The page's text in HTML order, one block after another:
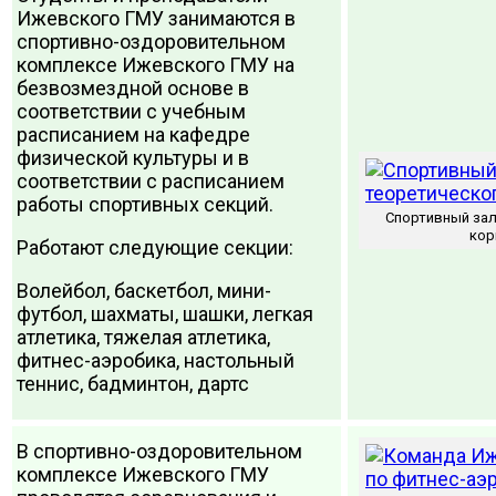
Ижевского ГМУ занимаются в
спортивно-оздоровительном
комплексе Ижевского ГМУ на
безвозмездной основе в
соответствии с учебным
расписанием на кафедре
физической культуры и в
соответствии с расписанием
работы спортивных секций.
Работают следующие секции:
Волейбол, баскетбол, мини-
футбол, шахматы, шашки, легкая
атлетика, тяжелая атлетика,
фитнес-аэробика, настольный
теннис, бадминтон, дартс
Спортивный
В спортивно-оздоровительном
комплексе Ижевского ГМУ